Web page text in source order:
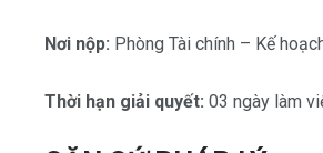
Nơi nộp: Phòng Tài chính – Kế
Thời hạn giải quyết: 03 ngày làm